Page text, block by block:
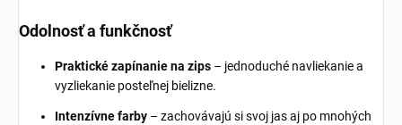
Odolnosť a funkčnosť
Praktické zapínanie na zips – jednoduché navliekanie a
vyzliekanie posteľnej bielizne.
Intenzívne farby – zachovávajú si svoj jas aj po mnohých